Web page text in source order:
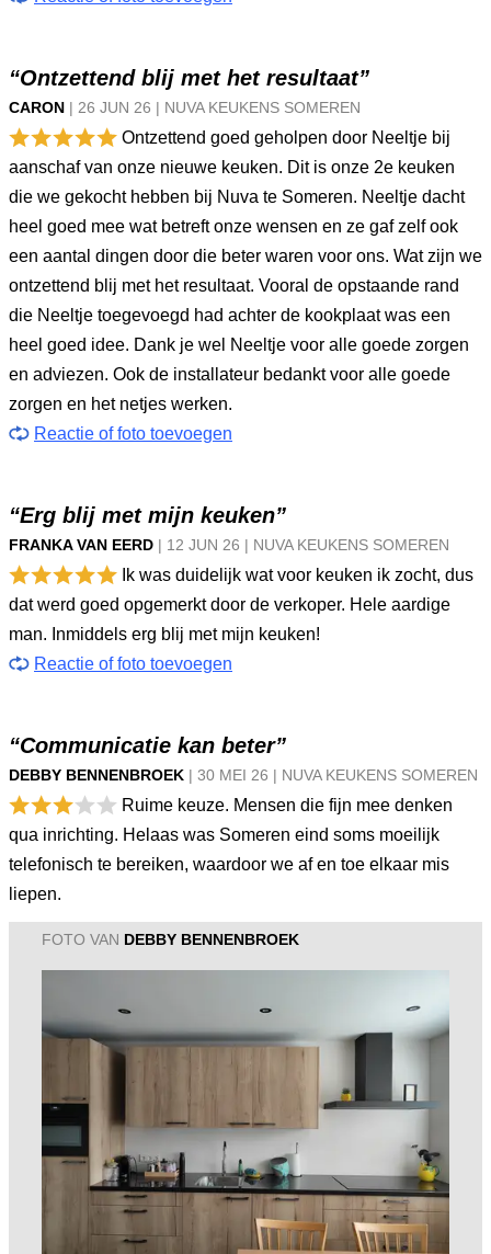
“Ontzettend blij met het resultaat”
CARON | 26 JUN 26 | NUVA KEUKENS SOMEREN
Ontzettend goed geholpen door Neeltje bij
aanschaf van onze nieuwe keuken. Dit is onze 2e keuken
die we gekocht hebben bij Nuva te Someren. Neeltje dacht
heel goed mee wat betreft onze wensen en ze gaf zelf ook
een aantal dingen door die beter waren voor ons. Wat zijn we
ontzettend blij met het resultaat. Vooral de opstaande rand
die Neeltje toegevoegd had achter de kookplaat was een
heel goed idee. Dank je wel Neeltje voor alle goede zorgen
en adviezen. Ook de installateur bedankt voor alle goede
zorgen en het netjes werken.
Reactie of foto toevoegen
“Erg blij met mijn keuken”
FRANKA VAN EERD | 12 JUN 26 | NUVA KEUKENS SOMEREN
Ik was duidelijk wat voor keuken ik zocht, dus
dat werd goed opgemerkt door de verkoper. Hele aardige
man. Inmiddels erg blij met mijn keuken!
Reactie of foto toevoegen
“Communicatie kan beter”
DEBBY BENNENBROEK | 30 MEI 26 | NUVA KEUKENS SOMEREN
Ruime keuze. Mensen die fijn mee denken
qua inrichting. Helaas was Someren eind soms moeilijk
telefonisch te bereiken, waardoor we af en toe elkaar mis
liepen.
FOTO VAN DEBBY BENNENBROEK